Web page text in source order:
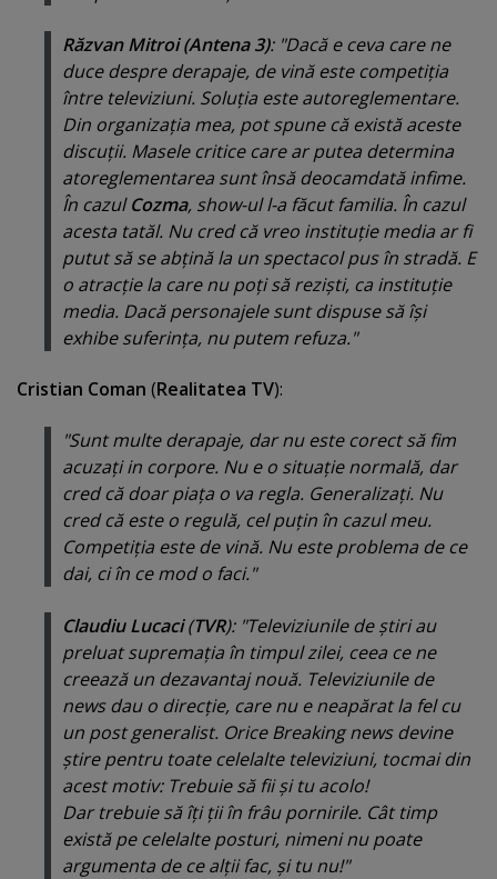
Răzvan Mitroi (Antena 3): "Dacă e ceva care ne
duce despre derapaje, de vină este competiţia
între televiziuni. Soluţia este autoreglementare.
Din organizaţia mea, pot spune că există aceste
discuţii. Masele critice care ar putea determina
atoreglementarea sunt însă deocamdată infime.
În cazulCozma, show-ul l-a făcut familia. În cazul
acesta tatăl. Nu cred că vreo instituţie media ar fi
putut să se abţină la un spectacol pus în stradă. E
o atracţie la care nu poţi să rezişti, ca instituţie
media. Dacă personajele sunt dispuse să îşi
exhibe suferinţa, nu putem refuza."
Cristian Coman (Realitatea TV):
"Sunt multe derapaje, dar nu este corect să fim
acuzaţi in corpore. Nu e o situaţie normală, dar
cred că doar piaţa o va regla. Generalizaţi. Nu
cred că este o regulă, cel puţin în cazul meu.
Competiţia este de vină. Nu este problema de ce
dai, ci în ce mod o faci."
Claudiu Lucaci(TVR): "Televiziunile de ştiri au
preluat supremaţia în timpul zilei, ceea ce ne
creează un dezavantaj nouă. Televiziunile de
news dau o direcţie, care nu e neapărat la fel cu
un post generalist. Orice Breaking news devine
ştire pentru toate celelalte televiziuni, tocmai din
acest motiv: Trebuie să fii şi tu acolo!
Dar trebuie să îţi ţii în frâu pornirile. Cât timp
există pe celelalte posturi, nimeni nu poate
argumenta de ce alţii fac, şi tu nu!"